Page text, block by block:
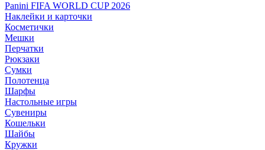
Panini FIFA WORLD CUP 2026
Наклейки и карточки
Косметички
Мешки
Перчатки
Рюкзаки
Сумки
Полотенца
Шарфы
Настольные игры
Сувениры
Кошельки
Шайбы
Кружки